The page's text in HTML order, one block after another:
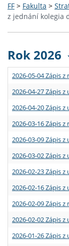
FF > Fakulta >
z jednání kolegia
Rok 2026
2026-05-04 Zápis
2026-04-27 Zápis
2026-04-20 Zápis
2026-03-16 Zápis
2026-03-09 Zápis
2026-03-02 Zápis
2026-02-23 Zápis
2026-02-16 Zápis
2026-02-09 Zápis
2026-02-02 Zápis
2026-01-26 Zápis